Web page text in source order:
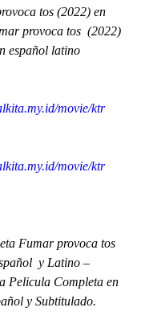
tos (2022) en
provoca tos  (2022)
español latino
movie/ktr
movie/ktr
Fumar provoca tos
y Latino –
Pelicula Completa en
y Subtitulado.